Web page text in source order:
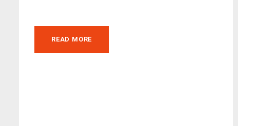
READ MORE